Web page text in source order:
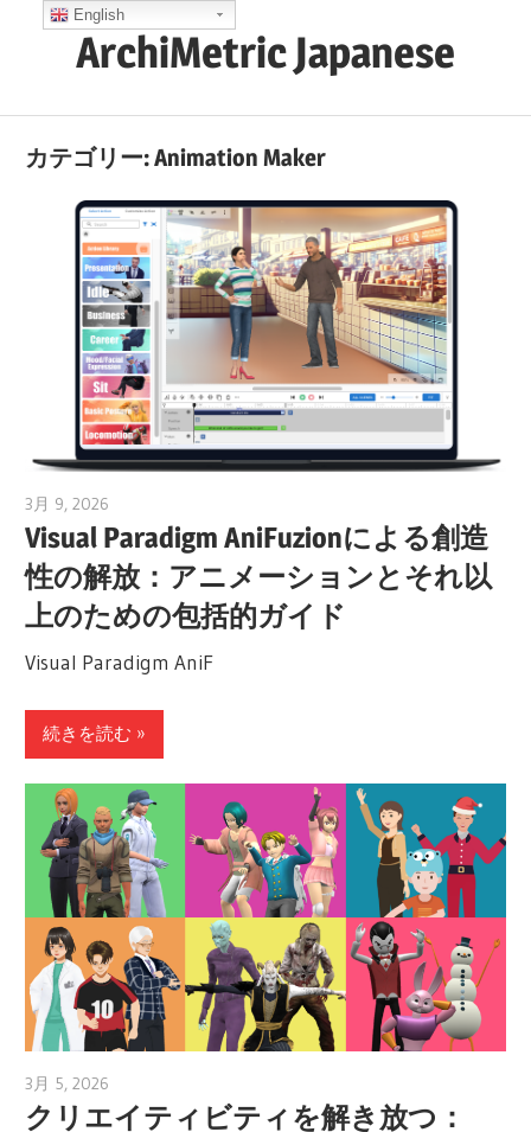
ン
ArchiMetric Japanese
Ops,
Scrum,
カテゴリー:Animation Maker
3月 9, 2026
Visual Paradigm AniFuzionによる創造
性の解放：アニメーションとそれ以
上のための包括的ガイド
Visual Paradigm AniF
続きを読む
3月 5, 2026
クリエイティビティを解き放つ：
English